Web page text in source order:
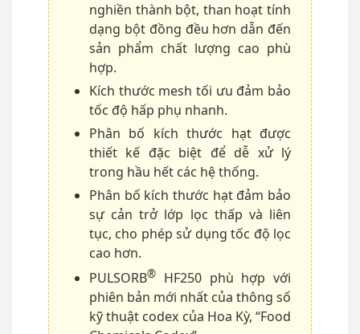
nghiền thành bột, than hoạt tính
dạng bột đồng đều hơn dẫn đến
sản phẩm chất lượng cao phù
hợp.
Kích thước mesh tối ưu đảm bảo
tốc độ hấp phụ nhanh.
Phân bố kích thước hạt được
thiết kế đặc biệt để dễ xử lý
trong hầu hết các hệ thống.
Phân bố kích thước hạt đảm bảo
sự cản trở lớp lọc thấp và liên
tục, cho phép sử dụng tốc độ lọc
cao hơn.
PULSORB®
HF250 phù hợp với
phiên bản mới nhất của thông số
kỹ thuật codex của Hoa Kỳ, “Food